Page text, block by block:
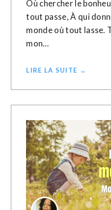
Où chercher le
tout passe, À qui
monde où tout lasse.
mon…
LIRE LA SUITE →